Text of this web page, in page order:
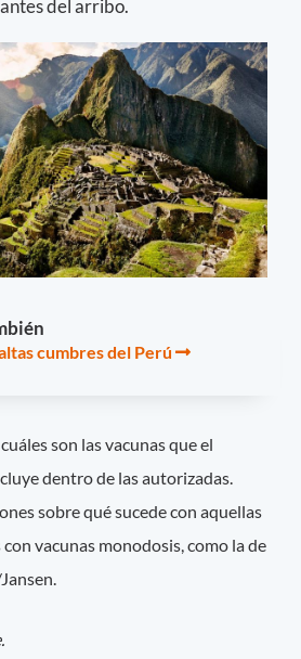
del arribo.
cumbres del Perú
son las vacunas que el
dentro de las autorizadas.
sobre qué sucede con aquellas
vacunas monodosis, como la de